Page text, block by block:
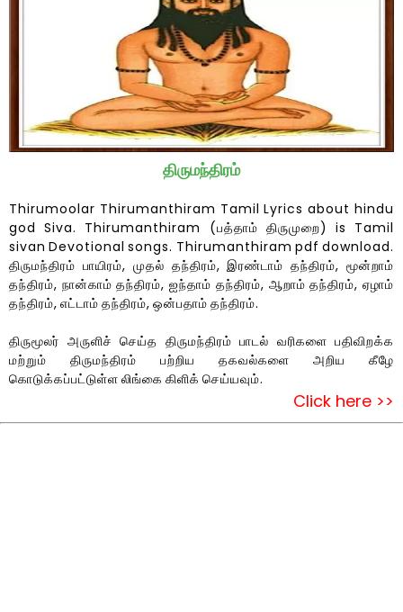
திருமந்திரம்
Thirumoolar Thirumanthiram Tamil Lyrics about hindu
god Siva. Thirumanthiram (பத்தாம் திருமுறை) is Tamil
sivan Devotional songs. Thirumanthiram pdf download.
திருமந்திரம் பாயிரம், முதல் தந்திரம், இரண்டாம் தந்திரம், மூன்றாம்
தந்திரம், நான்காம் தந்திரம், ஐந்தாம் தந்திரம், ஆறாம் தந்திரம், ஏழாம்
தந்திரம், எட்டாம் தந்திரம், ஒன்பதாம் தந்திரம்.
திருமூலர் அருளிச் செய்த திருமந்திரம் பாடல் வரிகளை பதிவிறக்க
மற்றும் திருமந்திரம் பற்றிய தகவல்களை அறிய கீழே
கொடுக்கப்பட்டுள்ள லிங்கை கிளிக் செய்யவும்.
Click here >>